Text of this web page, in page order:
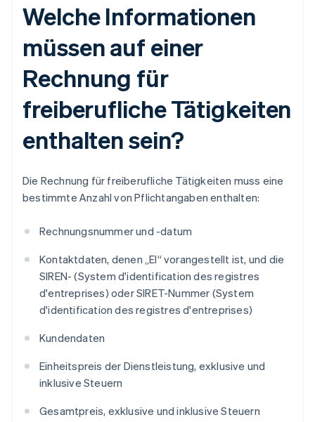
Welche Informationen
müssen auf einer
Rechnung für
freiberufliche Tätigkeiten
enthalten sein?
Die Rechnung für freiberufliche Tätigkeiten muss eine
bestimmte Anzahl von Pflichtangaben enthalten:
Rechnungsnummer und -datum
Kontaktdaten, denen „EI“ vorangestellt ist, und die
SIREN- (System d'identification des registres
d'entreprises) oder SIRET-Nummer (System
d'identification des registres d'entreprises)
Kundendaten
Einheitspreis der Dienstleistung, exklusive und
inklusive Steuern
Gesamtpreis, exklusive und inklusive Steuern